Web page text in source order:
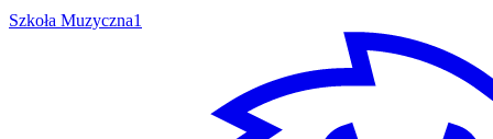
Szkoła Muzyczna1